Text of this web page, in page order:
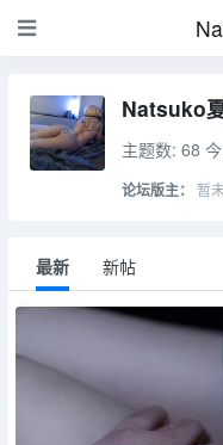
Natsuko
主题数: 68
论坛版主： 暂
最新 新帖